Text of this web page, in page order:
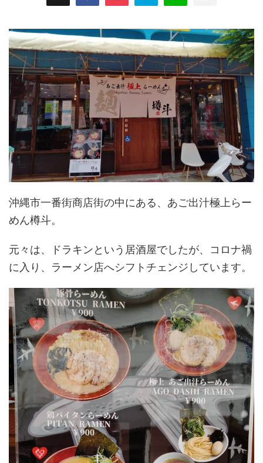
沖縄市一番街商店街の中にある、あご出汁極上らー
めん樽斗。
元々は、ドラキンという居酒屋でしたが、コロナ禍
に入り、ラーメン店へシフトチェンジしています。